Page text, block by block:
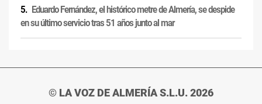
Eduardo Fernández, el histórico metre de Almería, se despide
en su último servicio tras 51 años junto al mar
© LA VOZ DE ALMERÍA S.L.U. 2026